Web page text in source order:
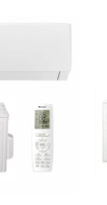
hogy
hűtést